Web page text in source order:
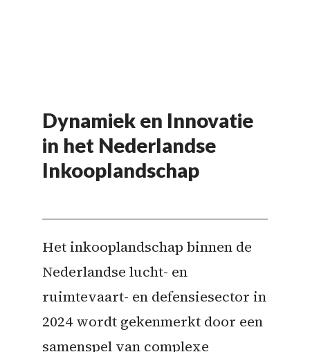
Dynamiek en Innovatie
in het Nederlandse
Inkooplandschap
Het inkooplandschap binnen de
Nederlandse lucht- en
ruimtevaart- en defensiesector in
2024 wordt gekenmerkt door een
samenspel van complexe